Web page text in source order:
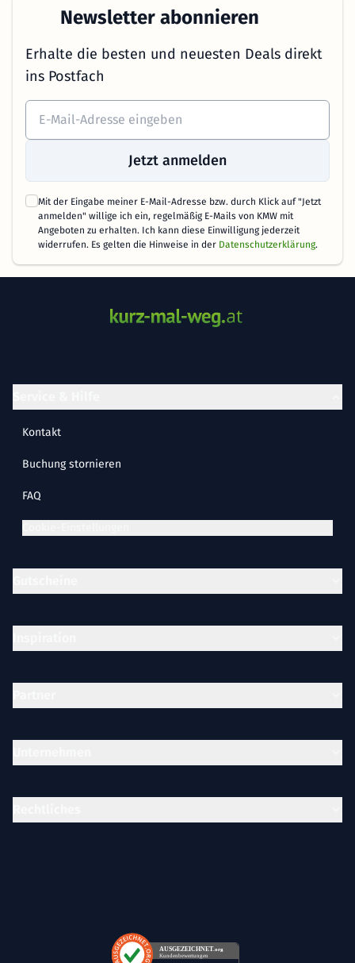
Newsletter abonnieren
Erhalte die besten und neuesten Deals direkt
ins Postfach
Jetzt anmelden
Mit der Eingabe meiner E-Mail-Adresse bzw. durch Klick auf "Jetzt
anmelden" willige ich ein, regelmäßig E-Mails von KMW mit
Angeboten zu erhalten. Ich kann diese Einwilligung jederzeit
widerrufen. Es gelten die Hinweise in der Datenschutzerklärung.
AUSGEZEICHNET.org
Kundenbewertungen
Kontakt
Buchung stornieren
FAQ